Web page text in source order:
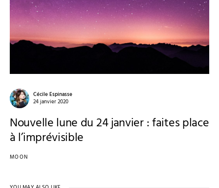
Cécile Espinasse
24 janvier 2020
Nouvelle lune du 24 janvier : faites place
à l’imprévisible
MOON